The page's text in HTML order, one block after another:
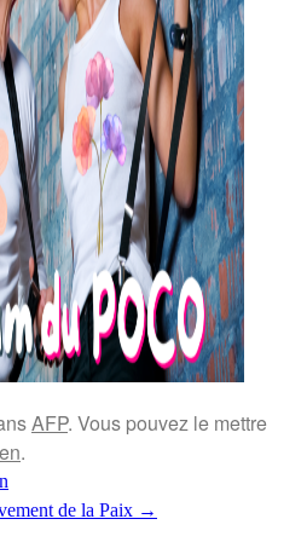
AFP. Vous pouvez le mettre
.
de la Paix →